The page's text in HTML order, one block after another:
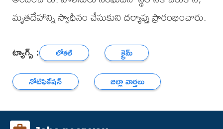
మృతదేహాన్ని స్వాధీనం చేసుకుని దర్యాప్తు ప్రారంభించారు.
ట్యాగ్స్ : లోకల్
క్రైమ్
నోటిఫికేషన్
జిల్లా వార్తలు